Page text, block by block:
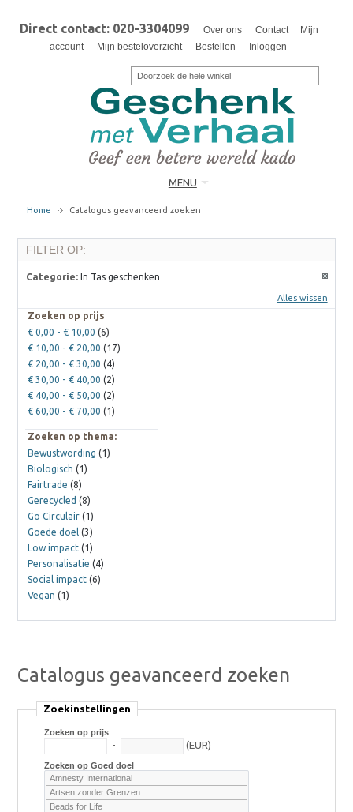
Direct contact: 020-3304099 Over ons Contact
Mijn
account
Mijn besteloverzicht Bestellen Inloggen
MENU
Home Catalogus geavanceerd zoeken
Catalogus geavanceerd zoeken
Zoekinstellingen
Zoeken op prijs
- (EUR)
Zoeken op Goed doel
FILTER OP:
Categorie: In Tas geschenken
Alles wissen
Zoeken op prijs
€ 0,00 -€ 10,00 (6)
€ 10,00 -€ 20,00 (17)
€ 20,00 -€ 30,00 (4)
€ 30,00 -€ 40,00 (2)
€ 40,00 -€ 50,00 (2)
€ 60,00 -€ 70,00 (1)
Zoeken op thema:
Bewustwording (1)
Biologisch (1)
Fairtrade (8)
Gerecycled (8)
Go Circulair (1)
Goede doel (3)
Low impact (1)
Personalisatie (4)
Social impact (6)
Vegan (1)